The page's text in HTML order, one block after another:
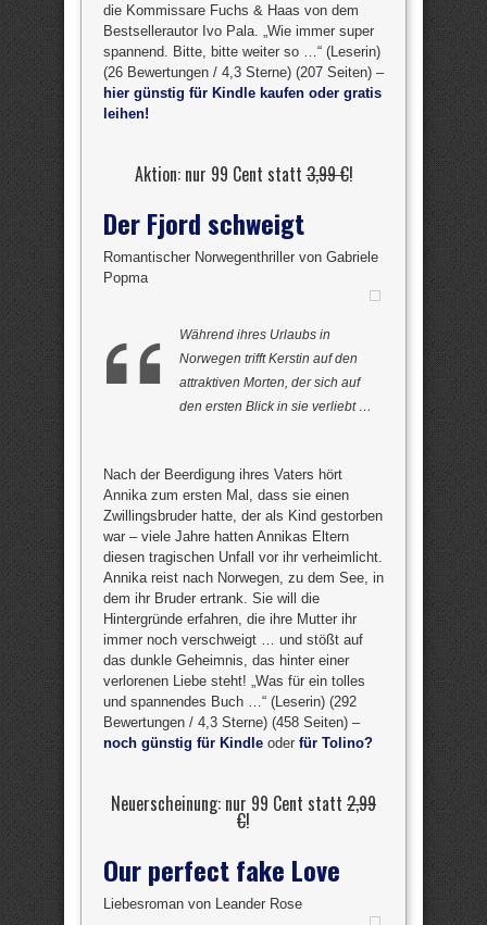
die Kommissare Fuchs & Haas von dem
Bestsellerautor Ivo Pala. „Wie immer super
spannend. Bitte, bitte weiter so …“ (Leserin)
(26 Bewertungen / 4,3 Sterne) (207 Seiten) –
hier günstig für Kindle kaufen oder gratis
leihen!
Aktion: nur 99 Cent statt3,99 €!
Der Fjord schweigt
Romantischer Norwegenthriller von Gabriele
Popma
Während ihres Urlaubs in
Norwegen trifft Kerstin auf den
attraktiven Morten, der sich auf
den ersten Blick in sie verliebt …
Nach der Beerdigung ihres Vaters hört
Annika zum ersten Mal, dass sie einen
Zwillingsbruder hatte, der als Kind gestorben
war – viele Jahre hatten Annikas Eltern
diesen tragischen Unfall vor ihr verheimlicht.
Annika reist nach Norwegen, zu dem See, in
dem ihr Bruder ertrank. Sie will die
Hintergründe erfahren, die ihre Mutter ihr
immer noch verschweigt … und stößt auf
das dunkle Geheimnis, das hinter einer
verlorenen Liebe steht! „Was für ein tolles
und spannendes Buch …“ (Leserin) (292
Bewertungen / 4,3 Sterne) (458 Seiten) –
noch günstig für Kindle oder für Tolino?
Neuerscheinung: nur 99 Cent statt 2,99
€!
Our perfect fake Love
Liebesroman von Leander Rose